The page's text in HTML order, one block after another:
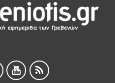
«Πολιτιστικού
ταινία «Μικρές